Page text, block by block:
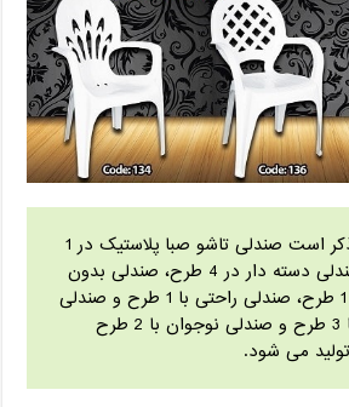
لازم به ذکر است صندلی تاشو صبا پلاستیک در 1
طرح، صندلی دسته دار در 4 طرح، صندلی بدون
دسته با 1 طرح، صندلی راحتی با 1 طرح و صندلی
کودک با 3 طرح و صندلی نوجوان با 2 طرح
می شود.